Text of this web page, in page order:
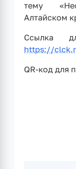
тему
Алтайском
Ссылка
https://
QR-код для